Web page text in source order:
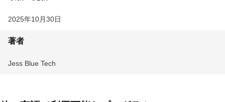
2025年10月30日
著者
Jess Blue Tech